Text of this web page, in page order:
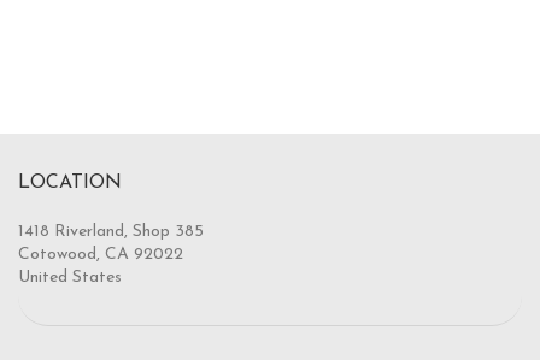
LOCATION
1418 Riverland, Shop 385
Cotowood, CA 92022
United States